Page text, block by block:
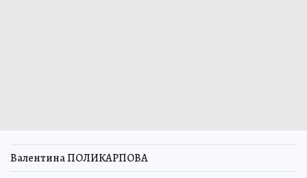
Валентина ПОЛИКАРПОВА